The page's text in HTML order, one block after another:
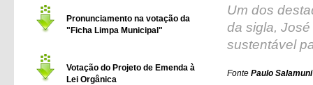
Pronunciamento na votação da
"Ficha Limpa Municipal"
Votação do Projeto de Emenda à
Lei Orgânica
Um dos
da sigla,
sustentável
Fonte Paulo